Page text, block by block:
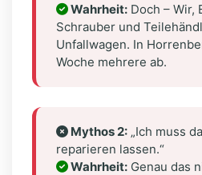
Wahrheit: Doch – Wir,
Schrauber und
Unfallwagen. In
Woche mehrere ab.
Mythos 2: „Ich muss
reparieren lassen.“
Wahrheit: Genau das